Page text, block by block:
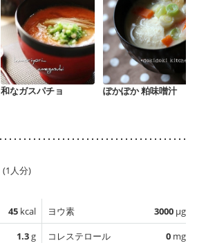
和なガスパチョ ぽかぽか 粕味噌汁
(1人分)
45 kcal
1.3g
ヨウ素 3000 µg
コレステロール
0 mg